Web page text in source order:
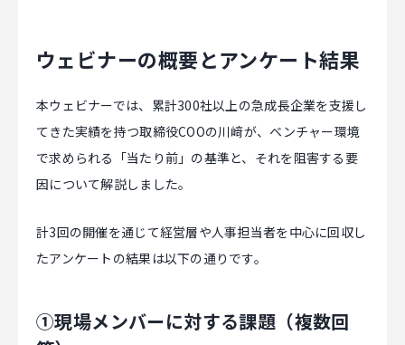
ウェビナーの概要とアンケート結果
本ウェビナーでは、累計300社以上の急成長企業を支援し
てきた実績を持つ取締役COOの川﨑が、ベンチャー環境
で求められる「当たり前」の基準と、それを阻害する要
因について解説しました。
計3回の開催を通じて経営層や人事担当者を中心に回収し
たアンケートの結果は以下の通りです。
①現場メンバーに対する課題（複数回